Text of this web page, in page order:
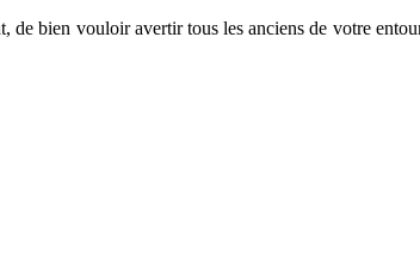
de bien vouloir avertir tous les anciens de votre